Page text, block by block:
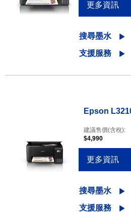
更多資訊
搜尋墨水
支援服務
Epson
建議售價(含稅):
$4,990
更多資訊
搜尋墨水
支援服務